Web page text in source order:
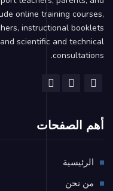
online training courses,
instructional booklets
scientific and technical
consultations.
أهم الصفحات
الرئيسية
من نحن